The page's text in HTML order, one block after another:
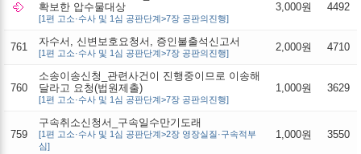
확보한 압수물대상
[1편 고소·수사 및 1심 공판단계>7장 공판의진행]
3,000원 4492
761 자수서, 신변보호요청서, 증인불출석신고서
[1편 고소·수사 및 1심 공판단계>7장 공판의진행] 2,000원 4710
760
소송이송신청_관련사건이 진행중이므로 이송해
달라고 요청(법원제출)
[1편 고소·수사 및 1심 공판단계>7장 공판의진행]
1,000원 3629
759
구속취소신청서_구속일수만기도래
[1편 고소·수사 및 1심 공판단계>2장 영장실질·구속적부
심]
1,000원 3550